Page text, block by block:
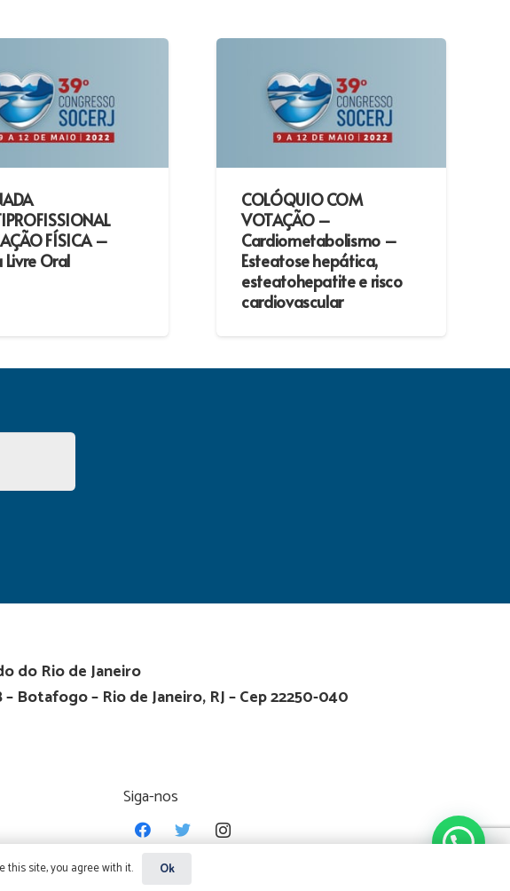
FÍSICA –
Livre Oral
COLÓQUIO COM
VOTAÇÃO –
Cardiometabolismo –
Esteatose hepática,
esteatohepatite e risco
cardiovascular
do Rio de Janeiro
Botafogo – Rio de Janeiro, RJ – Cep 22250-040
Siga-nos
this site, you agree with it. Ok